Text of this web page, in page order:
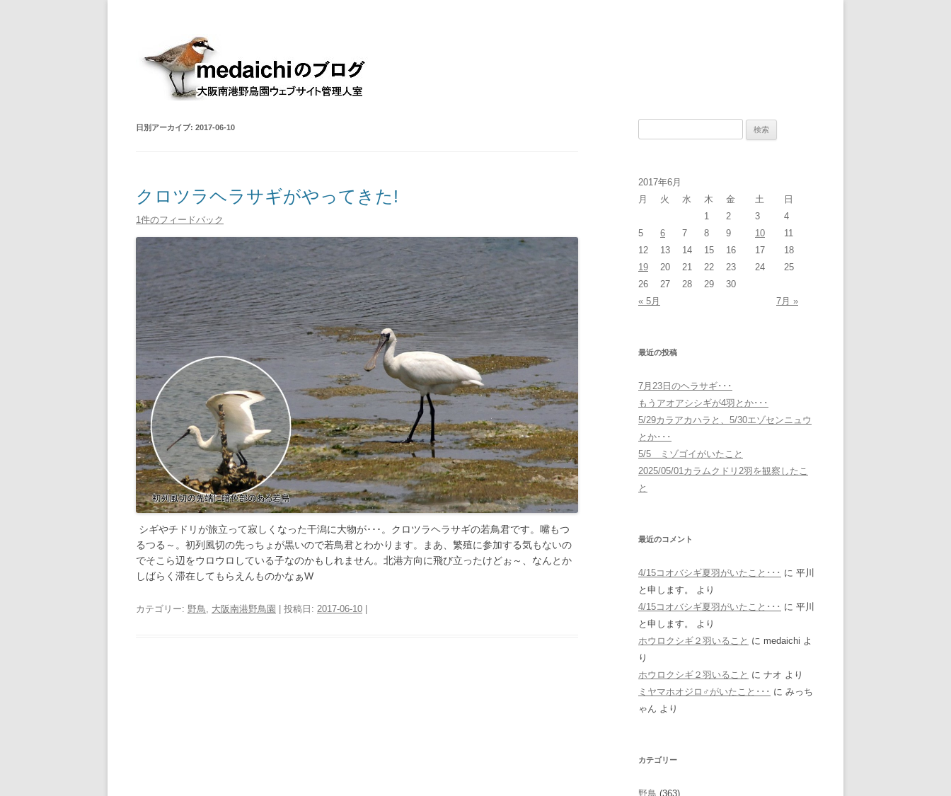
日別アーカイブ: 2017-06-10
クロツラヘラサギがやってきた!
1件のフィードバック
シギやチドリが旅立って寂しくなった干潟に大物が･･･。クロツラヘラサギの若鳥君です。嘴もつ
るつる～。初列風切の先っちょが黒いので若鳥君とわかります。まあ、繁殖に参加する気もないの
でそこら辺をウロウロしている子なのかもしれません。北港方向に飛び立ったけどぉ～、なんとか
しばらく滞在してもらえんものかなぁW
カテゴリー: 野鳥, 大阪南港野鳥園 | 投稿日: 2017-06-10
2017年6月
月
火 水 木 金 土 日
« 5月 7月 »
1 2 3
4
5
6 7 8 9 10
11
12
13 14 15 16 17
18
19
20 21 22 23 24
25
26
27 28 29 30
最近の投稿
7月23日のヘラサギ･･･
もうアオアシシギが4羽とか･･･
5/29カラアカハラと、5/30エゾセンニュウ
とか･･･
5/5 ミゾゴイがいたこと
2025/05/01カラムクドリ2羽を観察したこ
と
最近のコメント
4/15コオバシギ夏羽がいたこと･･･ に 平川
と申します。
より
4/15コオバシギ夏羽がいたこと･･･ に 平川
と申します。
より
ホウロクシギ２羽いること に medaichi よ
り
ホウロクシギ２羽いること に ナオ より
ミヤマホオジロ♂がいたこと･･･ に みっち
ゃん より
カテゴリー
野鳥 (363)